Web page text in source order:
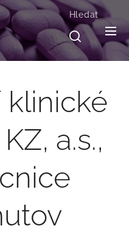
Hledat
a.s.,